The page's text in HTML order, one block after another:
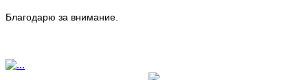
Благодарю за внимание.